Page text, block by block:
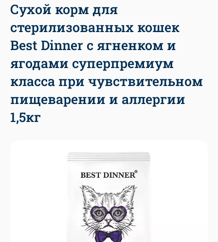
Сухой корм для
стерилизованных кошек
Best Dinner с ягненком и
ягодами суперпремиум
класса при чувствительном
пищеварении и аллергии
1,5кг